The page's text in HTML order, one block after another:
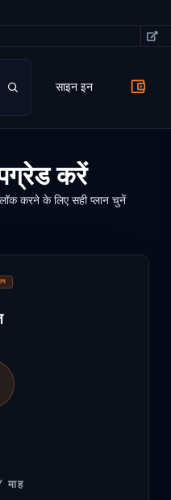
साइन इन
करें
करने के लिए सही प्लान चुनें
माह